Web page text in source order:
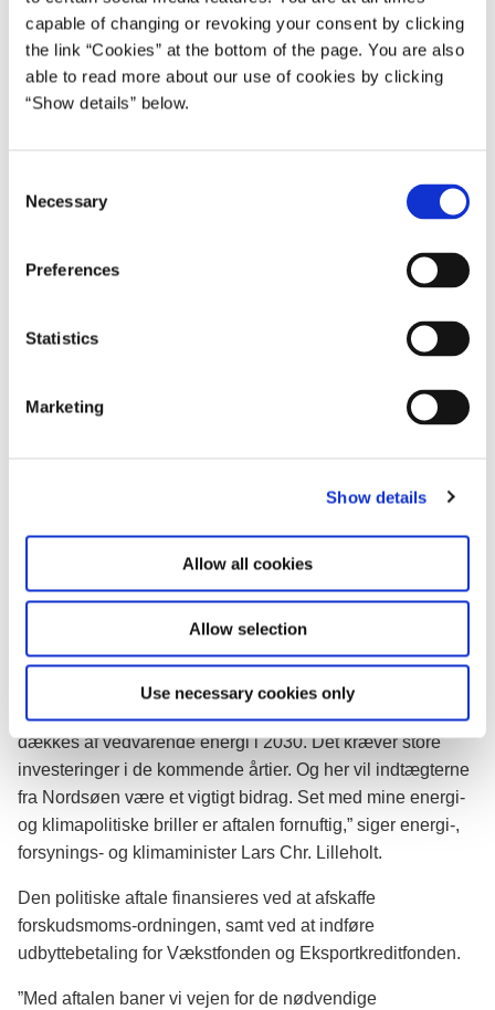
capable of changing or revoking your consent by clicking
the link “Cookies” at the bottom of the page. You are also
able to read more about our use of cookies by clicking
“Show details” below.
Necessary
Preferences
Statistics
Marketing
Show details
Allow all cookies
Allow selection
Use necessary cookies only
olieprisen på bl.a. prognoser fra det Internationale
Energiagentur IEA.
Regeringen har samtidig indgået aftale med DUC om en
fuld genopbygning af Tyra-anlæggene. DUC vil endvidere
Nordsøen. Dette vil gøre det mere attraktivt at udvikle
mindre oliefund.
”Det er i Danmarks interesse at fortsætte olie- og
gasproduktionen i Nordsøen, så vi opretholder vores
forsyningssikkerhed og uafhængighed af energi fra
ustabile egne af verden. Regeringen har sat et ambitiøst
mål om at gøre Danmark uafhængigt af fossile brændsler i
2050, og at mindst 50 pct. af vores energibehov skal
dækkes af vedvarende energi i 2030. Det kræver store
investeringer i de kommende årtier. Og her vil indtægterne
fra Nordsøen være et vigtigt bidrag. Set med mine energi-
og klimapolitiske briller er aftalen fornuftig,” siger energi-,
forsynings- og klimaminister Lars Chr. Lilleholt.
Den politiske aftale finansieres ved at afskaffe
forskudsmoms-ordningen, samt ved at indføre
udbyttebetaling for Vækstfonden og Eksportkreditfonden.
”Med aftalen baner vi vejen for de nødvendige